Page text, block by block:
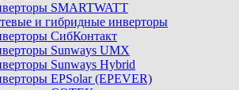
SMARTWATT
и гибридные инверторы
СибКонтакт
Sunways UMX
Sunways Hybrid
EPSolar (EPEVER)